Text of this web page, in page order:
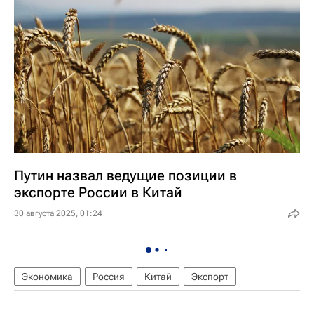
Путин назвал ведущие позиции в
экспорте России в Китай
30 августа 2025, 01:24
Экономика Россия Китай Экспорт